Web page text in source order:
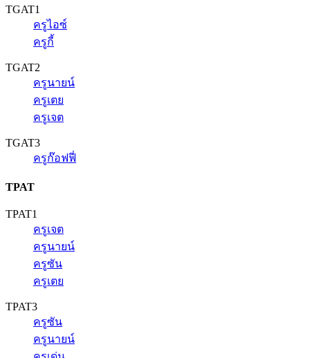
TGAT1
ครูไอซ์
ครูกี้
TGAT2
ครูนายน์
ครูเตย
ครูเจต
TGAT3
ครูก๊อฟฟี่
TPAT
TPAT1
ครูเจต
ครูนายน์
ครูซัน
ครูเตย
TPAT3
ครูซัน
ครูนายน์